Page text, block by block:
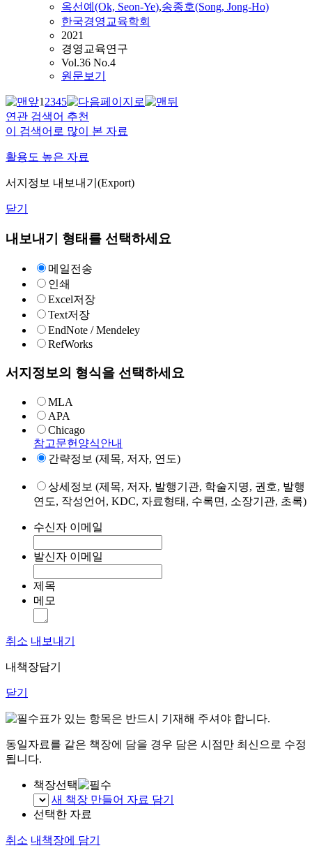
옥선예(Ok, Seon-Ye),송종호(Song, Jong-Ho)
한국경영교육학회
2021
경영교육연구
Vol.36 No.4
원문보기
12345
연관 검색어 추천
이 검색어로 많이 본 자료
활용도 높은 자료
서지정보 내보내기(Export)
닫기
내보내기 형태를 선택하세요
메일전송
인쇄
Excel저장
Text저장
EndNote / Mendeley
RefWorks
서지정보의 형식을 선택하세요
MLA
APA
Chicago
참고문헌양식안내
간략정보 (제목, 저자, 연도)
상세정보 (제목, 저자, 발행기관, 학술지명, 권호, 발행
연도, 작성언어, KDC, 자료형태, 수록면, 소장기관, 초록)
수신자 이메일
발신자 이메일
제목
메모
취소 내보내기
내책장담기
닫기
표가 있는 항목은 반드시 기재해 주셔야 합니다.
동일자료를 같은 책장에 담을 경우 담은 시점만 최신으로 수정
됩니다.
책장선택
새 책장 만들어 자료 담기
선택한 자료
취소 내책장에 담기